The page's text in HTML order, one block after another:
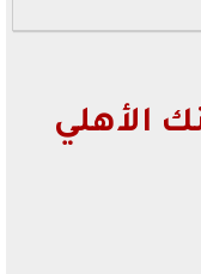
الأهلي